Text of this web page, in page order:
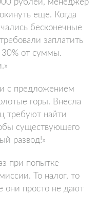
рублей, менеджер
еще. Когда
бесконечные
заплатить
30% от суммы.
с предложением
горы. Внесла
требуют найти
существующего
развод!»
при попытке
То налог, то
они просто не дают